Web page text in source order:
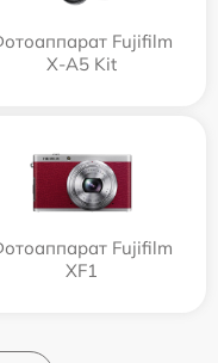
Fujifilm
X-A5 Kit
Fujifilm
XF1